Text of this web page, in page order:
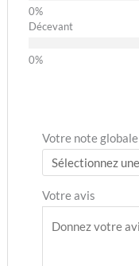
Décevant
Votre note globale
Votre avis